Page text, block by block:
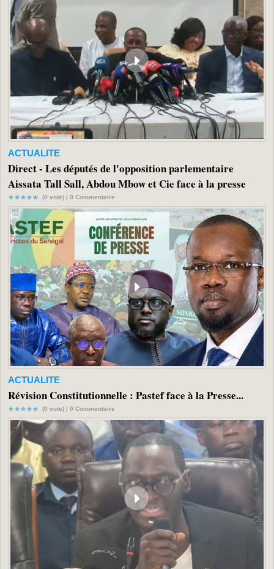
ACTUALITE
Direct - Les députés de l'opposition parlementaire
Aissata Tall Sall, Abdou Mbow et Cie face à la presse
(0 vote) | 0 Commentaire
ACTUALITE
Révision Constitutionnelle : Pastef face à la Presse...
(0 vote) | 0 Commentaire